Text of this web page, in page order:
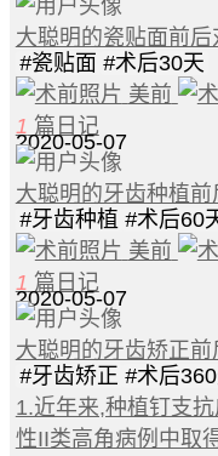
大聪明的瓷贴面前后
#瓷贴面 #术后30天
美前
1 篇日记
2020-05-07
大聪明的牙齿种植前
#牙齿种植 #术后60
美前
1 篇日记
2020-05-07
大聪明的牙齿矫正前
#牙齿矫正 #术后
1.近年来,种植钉支
性II类高角病例中取